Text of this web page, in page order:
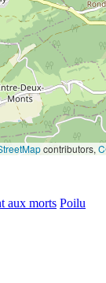
contributors,
aux morts Poilu